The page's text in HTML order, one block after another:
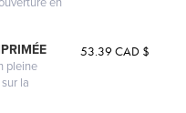
pleine
la
53.39 CAD $